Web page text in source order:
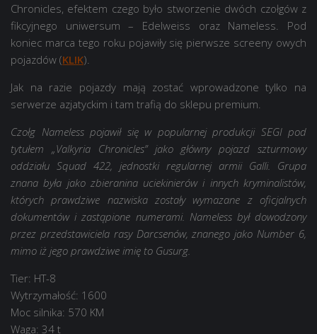
Chronicles, efektem czego było stworzenie dwóch czołgów z
fikcyjnego uniwersum – Edelweiss oraz Nameless. Pod
koniec marca tego roku pojawiły się pierwsze screeny owych
pojazdów (KLIK).
Jak na razie pojazdy mają zostać wprowadzone tylko na
serwerze azjatyckim i tam trafią do sklepu premium.
Czołg Nameless pojawił się w popularnej produkcji SEGI pod
tytułem „Valkyria Chronicles” jako główny pojazd szturmowy
oddziału Squad 422, jednostki regularnej armii Galli. Grupa
znana była jako zbieranina uciekinierów i innych kryminalistów,
których prawdziwe nazwiska zostały wymazane z oficjalnych
dokumentów i zastąpione numerami. Nameless był dowodzony
przez przedstawiciela rasy Darcsenów, znanego jako Number 6,
mimo iż jego prawdziwe imię to Gusurg.
Tier: HT-8
Wytrzymałość: 1600
Moc silnika: 570 KM
Waga: 34 t